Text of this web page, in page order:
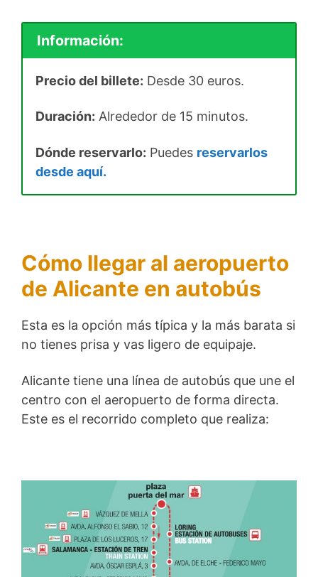
Información:
Precio del billete: Desde 30 euros.
Duración: Alrededor de 15 minutos.
Dónde reservarlo: Puedes reservarlos
desde aquí.
Cómo llegar al aeropuerto
de Alicante en autobús
Esta es la opción más típica y la más barata si
no tienes prisa y vas ligero de equipaje.
Alicante tiene una línea de autobús que une el
centro con el aeropuerto de forma directa.
Este es el recorrido completo que realiza: